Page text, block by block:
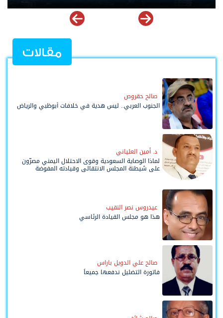
مقالات
صالح حقروص
الجنوب العربي.. ليس هدية في خلافات أبوظبي والرياض
د. أمين العلياني
لماذا الوصاية السعودية وقوى الاحتلال اليمني مصرّون
على شيطنة المجلس الانتقالي وقيادته المفوضة
عيدروس نصر النقيب
هذا هو مجلس القيادة الرئاسي
صالح علي الدويل باراس
فاتورة التضليل ندفعها جميعاً